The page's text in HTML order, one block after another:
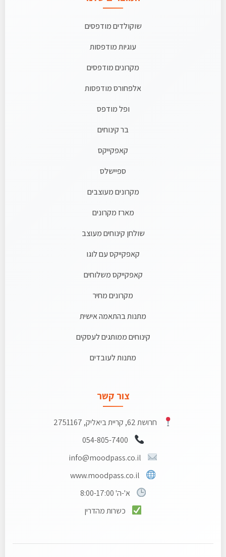
שוקולדים מודפסים
עוגיות מודפסות
מקרונים מודפסים
אלפחורס מודפסות
ופל מודפס
בר קינוחים
קאפקייקס
ספיישלס
מקרונים מעוצבים
מארז מקרונים
שולחן קינוחים מעוצב
קאפקייקס עם לוגו
קאפקייקס משלוחים
מקרונים מחיר
מתנות בהתאמה אישית
קינוחים ממותגים לעסקים
מתנות לעובדים
צור קשר
חרושת 62, קריית ביאליק, 2751167
054-805-7400
info@moodpass.co.il
www.moodpass.co.il
א'-ה' 8:00-17:00
כשרות מהדרין